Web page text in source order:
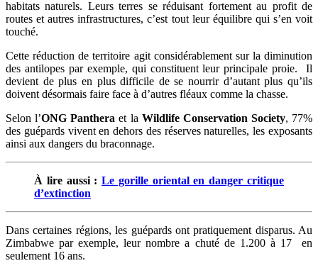
habitats naturels. Leurs terres se réduisant fortement au profit de
routes et autres infrastructures, c’est tout leur équilibre qui s’en voit
touché.
Cette réduction de territoire agit considérablement sur la diminution
des antilopes par exemple, qui constituent leur principale proie. Il
devient de plus en plus difficile de se nourrir d’autant plus qu’ils
doivent désormais faire face à d’autres fléaux comme la chasse.
Selon l’ONG Panthera et la Wildlife Conservation Society, 77%
des guépards vivent en dehors des réserves naturelles, les exposants
ainsi aux dangers du braconnage.
À lire aussi :Le gorille oriental en danger critique
d’extinction
Dans certaines régions, les guépards ont pratiquement disparus. Au
Zimbabwe par exemple, leur nombre a chuté de 1.200 à 17 en
seulement 16 ans.